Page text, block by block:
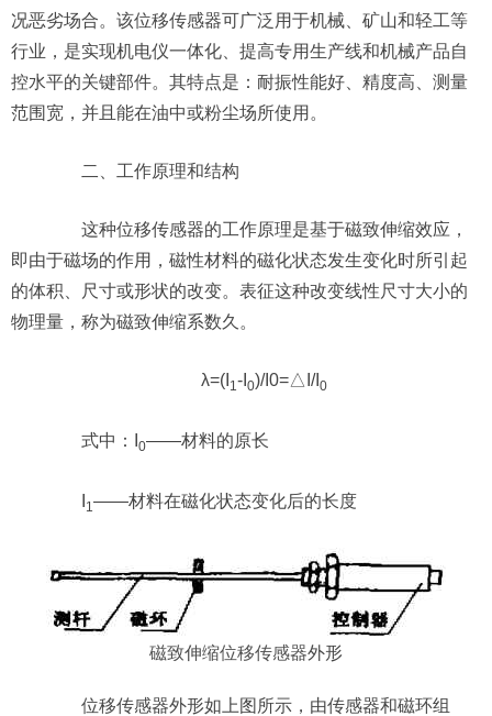
况恶劣场合。该位移传感器可广泛用于机械、矿山和轻工等
行业，是实现机电仪一体化、提高专用生产线和机械产品自
控水平的关键部件。其特点是：耐振性能好、精度高、测量
范围宽，并且能在油中或粉尘场所使用。
二、工作原理和结构
这种位移传感器的工作原理是基于磁致伸缩效应，
即由于磁场的作用，磁性材料的磁化状态发生变化时所引起
的体积、尺寸或形状的改变。表征这种改变线性尺寸大小的
物理量，称为磁致伸缩系数久。
λ=(I 1-I 0)/I0=△I/I 0
式中：I 0——材料的原长
1——材料在磁化状态变化后的长度
磁致伸缩位移传感器外形
位移传感器外形如上图所示，由传感器和磁环组